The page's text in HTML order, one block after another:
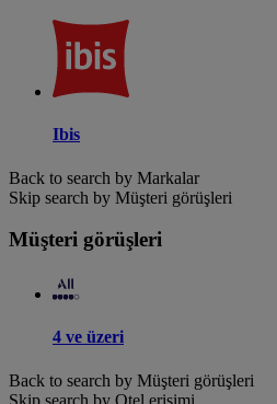
Ibis
Back to search by Markalar
Skip search by Müşteri görüşleri
Müşteri görüşleri
4 ve üzeri
Back to search by Müşteri görüşleri
Skip search by Otel erişimi